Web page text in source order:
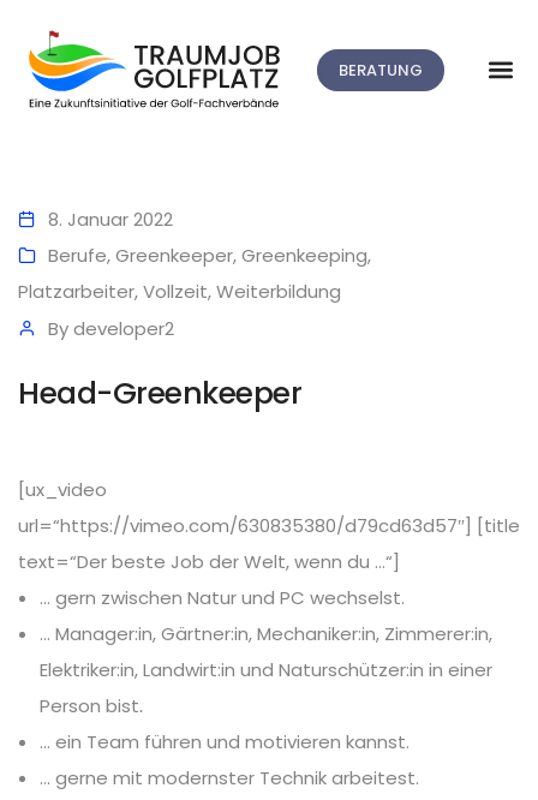
BERATUNG
8. Januar 2022
Berufe,Greenkeeper,Greenkeeping,
Platzarbeiter,Vollzeit,Weiterbildung
Bydeveloper2
Head-Greenkeeper
[ux_video
url=“https://vimeo.com/630835380/d79cd63d57″] [title
text=“Der beste Job der Welt, wenn du …“]
… gern zwischen Natur und PC wechselst.
… Manager:in, Gärtner:in, Mechaniker:in, Zimmerer:in,
Elektriker:in, Landwirt:in und Naturschützer:in in einer
Person bist.
… ein Team führen und motivieren kannst.
… gerne mit modernster Technik arbeitest.